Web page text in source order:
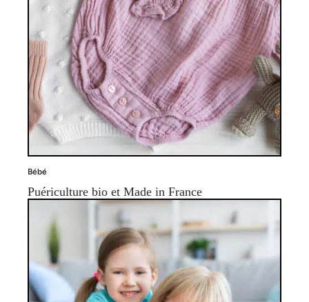
Bébé
Puériculture bio et Made in France